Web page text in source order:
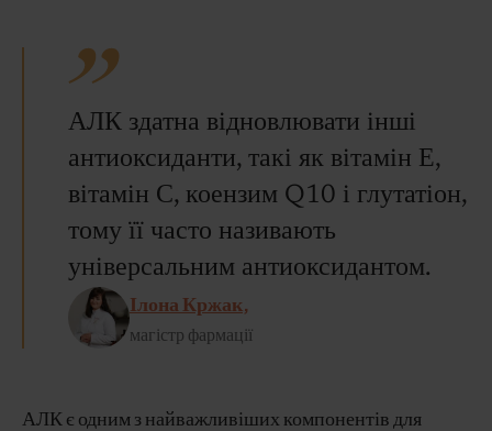
АЛК здатна відновлювати інші
антиоксиданти, такі як вітамін Е,
вітамін С, коензим Q10 і глутатіон,
тому її часто називають
універсальним антиоксидантом.
Ілона Кржак,
магістр фармації
АЛК є одним з найважливіших компонентів для